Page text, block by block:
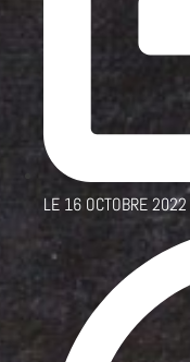
LE 16 OCTOBRE 2022